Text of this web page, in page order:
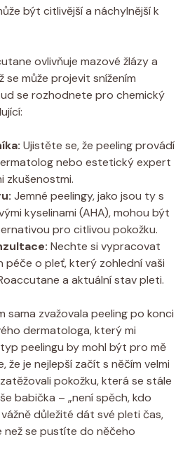
být citlivější a náchylnější k
ovlivňuje mazové žlázy a
se může projevit snížením
se rozhodnete pro chemický
Ujistěte se, že peeling provádí
nebo estetický expert
zkušenostmi.
Jemné peelingy, jako jsou ty s
kyselinami (AHA), mohou být
pro citlivou pokožku.
Nechte si vypracovat
péče o pleť, který zohlední vaši
a aktuální stav pleti.
sama zvažovala peeling po konci
dermatologa, který mi
peelingu by mohl být pro mě
že je nejlepší začít s něčím velmi
pokožku, která se stále
babička – „není spěch, kdo
důležité dát své pleti čas,
než se pustíte do něčeho